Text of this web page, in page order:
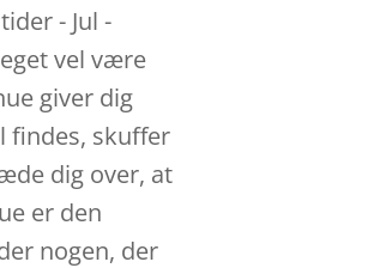
- Jul -
vel være
giver dig
findes, skuffer
dig over, at
er den
nogen, der